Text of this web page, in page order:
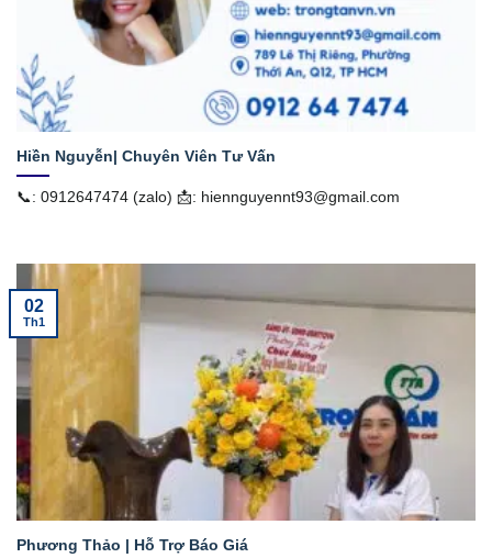
Hiền Nguyễn| Chuyên Viên Tư Vấn
📞: 0912647474 (zalo) 📩: hiennguyennt93@gmail.com
Phương Thảo | Hỗ Trợ Báo Giá
02
Th1